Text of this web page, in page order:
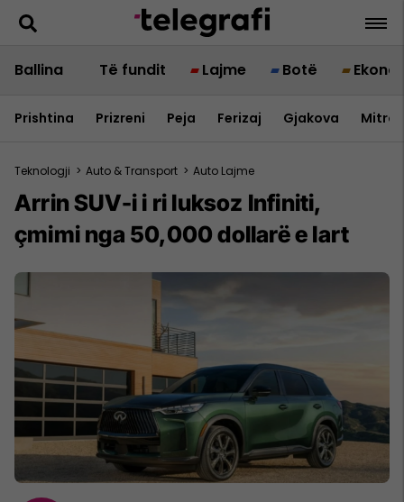
Ballina Të fundit Lajme Botë
Prishtina Prizreni Peja Ferizaj Gjakova
Teknologji > Auto & Transport > Auto Lajme
Arrin SUV-i i ri luksoz Infiniti,
çmimi nga 50,000 dollarë e lart